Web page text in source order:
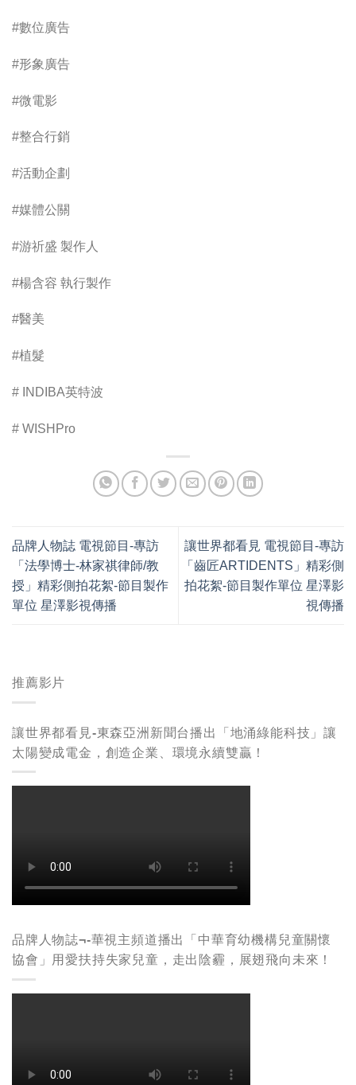
推薦影片
讓世界都看見-東森亞洲新聞台播出「地涌綠能科技」讓
太陽變成電金，創造企業、環境永續雙贏！
品牌人物誌¬-華視主頻道播出「中華育幼機構兒童關懷
協會」用愛扶持失家兒童，走出陰霾，展翅飛向未來！
#數位廣告
#形象廣告
#微電影
#整合行銷
#活動企劃
#媒體公關
#游祈盛 製作人
#楊含容 執行製作
#醫美
#植髮
# INDIBA英特波
# WISHPro
品牌人物誌 電視節目-專訪
「法學博士-林家祺律師/教
授」精彩側拍花絮-節目製作
單位 星澤影視傳播
讓世界都看見 電視節目-專訪
「齒匠ARTIDENTS」精彩側
拍花絮-節目製作單位 星澤影
視傳播